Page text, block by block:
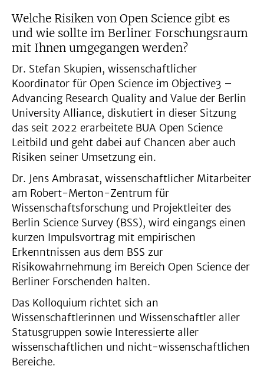
Welche Risiken von Open Science gibt es
und wie sollte im Berliner Forschungsraum
mit Ihnen umgegangen werden?
Dr. Stefan Skupien, wissenschaftlicher
Koordinator für Open Science im Objective3 –
Advancing Research Quality and Value der Berlin
University Alliance, diskutiert in dieser Sitzung
das seit 2022 erarbeitete BUA Open Science
Leitbild und geht dabei auf Chancen aber auch
Risiken seiner Umsetzung ein.
Dr. Jens Ambrasat, wissenschaftlicher Mitarbeiter
am Robert-Merton-Zentrum für
Wissenschaftsforschung und Projektleiter des
Berlin Science Survey (BSS), wird eingangs einen
kurzen Impulsvortrag mit empirischen
Erkenntnissen aus dem BSS zur
Risikowahrnehmung im Bereich Open Science der
Berliner Forschenden halten.
Das Kolloquium richtet sich an
Wissenschaftlerinnen und Wissenschaftler aller
Statusgruppen sowie Interessierte aller
wissenschaftlichen und nicht-wissenschaftlichen
Bereiche.